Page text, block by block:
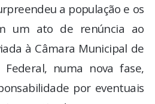
a população e os
um ato de renúncia ao
à Câmara Municipal de
Federal, numa nova fase,
por eventuais